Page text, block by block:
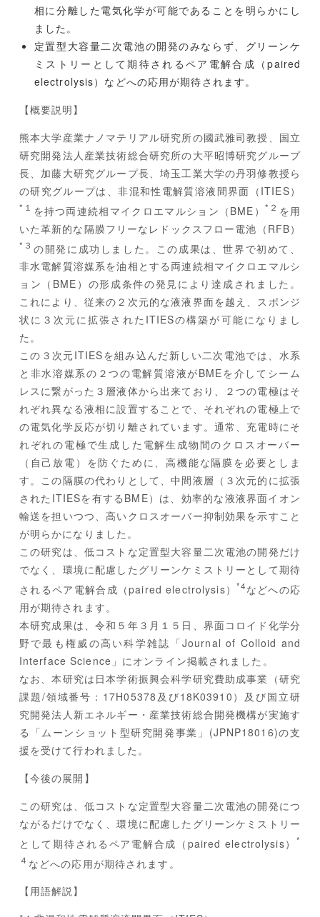
相に分離した電気化学が可能であることを明らかにし
ました。
定置型大容量二次電池の開発のみならず、グリーンケ
ミストリーとして期待されるペア電解合成（paired
electrolysis）などへの応用が期待されます。
【概要説明】
熊本大学産業ナノマテリアル研究所の國武雅司教授、国立
研究開発法人産業技術総合研究所の大平昭博研究グループ
長、加藤大研究グループ長、埼玉工業大学の丹羽修教授ら
の研究グループは、非混和性電解質溶液間界面（ITIES）
*１ を持つ両連続相マイクロエマルション（BME）*２ を用
いた革新的な隔膜フリーなレドックスフロー電池（RFB）
*３ の開発に成功しました。この成果は、世界で初めて、
非水電解質溶媒系を油相とする両連続相マイクロエマルシ
ョン（BME）の形成条件の発見により達成されました。
これにより、従来の２次元的な液液界面を越え、スポンジ
状に３次元に拡張されたITIESの構築が可能になりまし
た。
この３次元ITIESを組み込んだ新しい二次電池では、水系
と非水溶媒系の２つの電解質溶液がBMEを介してシーム
レスに繋がった３層液体から出来ており、２つの電極はそ
れぞれ異なる液相に設置することで、それぞれの電極上で
の電気化学反応が切り離されています。通常、充電時にそ
れぞれの電極で生成した電解生成物間のクロスオーバー
（自己放電）を防ぐために、高機能な隔膜を必要としま
す。この隔膜の代わりとして、中間液層（３次元的に拡張
されたITIESを有するBME）は、効率的な液液界面イオン
輸送を担いつつ、高いクロスオーバー抑制効果を示すこと
が明らかになりました。
この研究は、低コストな定置型大容量二次電池の開発だけ
でなく、環境に配慮したグリーンケミストリーとして期待
されるペア電解合成（paired electrolysis）*4などへの応
用が期待されます。
本研究成果は、令和５年３月１５日、界面コロイド化学分
野で最も権威の高い科学雑誌「Journal of Colloid and
Interface Science」にオンライン掲載されました。
なお、本研究は日本学術振興会科学研究費助成事業（研究
課題/領域番号：17H05378及び18K03910）及び国立研
究開発法人新エネルギー・産業技術総合開発機構が実施す
る「ムーンショット型研究開発事業」(JPNP18016)の支
援を受けて行われました。
【今後の展開】
この研究は、低コストな定置型大容量二次電池の開発につ
ながるだけでなく、環境に配慮したグリーンケミストリー
として期待されるペア電解合成（paired electrolysis）
*
４ などへの応用が期待されます。
【用語解説】